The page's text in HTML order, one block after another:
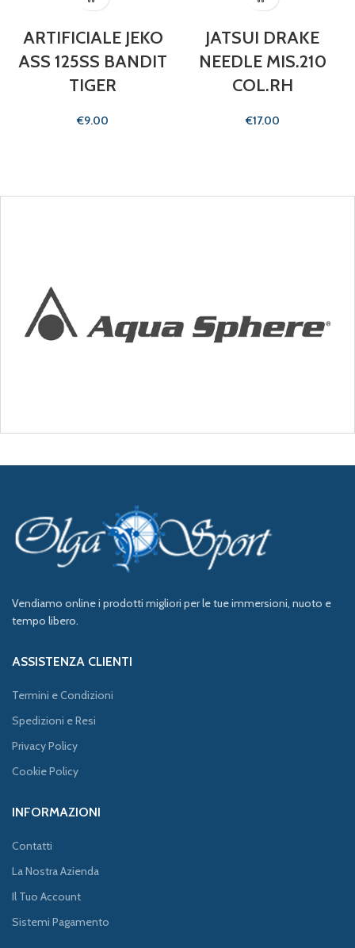
ARTIFICIALE JEKO
ASS 125SS BANDIT
TIGER
€
JATSUI DRAKE
NEEDLE MIS.210
COL.RH
€
Vendiamo online i prodotti migliori per le tue immersioni, nuoto e
tempo libero.
ASSISTENZA CLIENTI
Termini e Condizioni
Spedizioni e Resi
Privacy Policy
Cookie Policy
INFORMAZIONI
Contatti
La Nostra Azienda
Il Tuo Account
Sistemi Pagamento